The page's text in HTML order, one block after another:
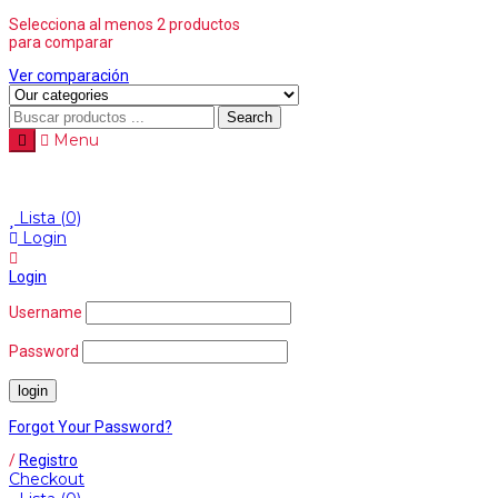
Selecciona al menos 2 productos
para comparar
Ver comparación
Search
Menu
Lista (0)
Login
Login
Username
Password
Forgot Your Password?
/ Registro
Checkout